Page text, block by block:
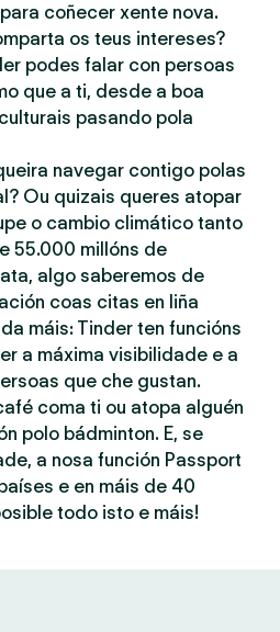
coñecer xente nova.
os teus intereses?
podes falar con persoas
que a ti, desde a boa
pasando pola
navegar contigo polas
Ou quizais queres atopar
o cambio climático tanto
55.000 millóns de
algo saberemos de
coas citas en liña
máis: Tinder ten funcións
a máxima visibilidade e a
que che gustan.
coma ti ou atopa alguén
polo bádminton. E, se
a nosa función Passport
e en máis de 40
todo isto e máis!